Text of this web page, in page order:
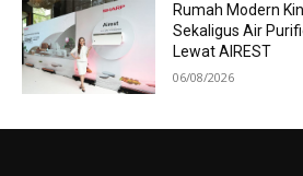
Rumah Modern
Sekaligus Air
Lewat AIREST
06/08/2026